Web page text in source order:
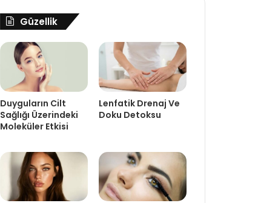
Güzellik
Duyguların Cilt
Sağlığı Üzerindeki
Moleküler Etkisi
Lenfatik Drenaj Ve
Doku Detoksu